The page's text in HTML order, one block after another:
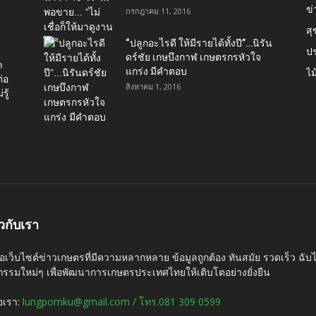
อ
รู้
กรกฎาคม 11, 2016
“ปลูกอะไรดี ให้มีรายได้ทั้งปี”…นิรัน
ดร์ชัย เกษบึงกาฬ เกษตรกรหัวใจ
แกร่ง มีคำตอบ
สิงหาคม 1, 2016
ข่
สุ
ป
ไ
กับเรา
เว็บไซต์ข่าวเกษตรที่มีความหลากหลาย ข้อมูลถูกต้อง ทันสมัย รวดเร็ว ฉั
รมใหม่ๆ เพื่อพัฒนาการเกษตรประเทศไทยให้เติบโตอย่างยั่งยืน
รา: lungpornku@gmail.com / โทร.081 309 0599